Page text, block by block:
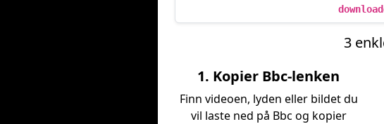
3
1. Kopier Bbc-lenken
Finn videoen, lyden eller bildet du
vil laste ned på Bbc og kopier